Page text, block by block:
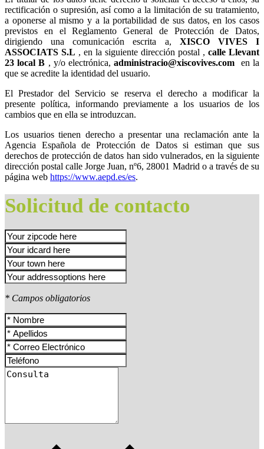
rectificación o supresión, así como a la limitación de su tratamiento,
a oponerse al mismo y a la portabilidad de sus datos, en los casos
previstos en el Reglamento General de Protección de Datos,
dirigiendo una comunicación escrita a,
, en la siguiente dirección postal ,
, y/o electrónica,
en la
que se acredite la identidad del usuario.
El Prestador del Servicio se reserva el derecho a modificar la
presente política, informando previamente a los usuarios de los
cambios que en ella se introduzcan.
Los usuarios tienen derecho a presentar una reclamación ante la
Agencia Española de Protección de Datos si estiman que sus
derechos de protección de datos han sido vulnerados, en la siguiente
dirección postal calle Jorge Juan, nº6, 28001 Madrid o a través de su
página web https://www.aepd.es/es.
Solicitud de contacto
* Campos obligatorios